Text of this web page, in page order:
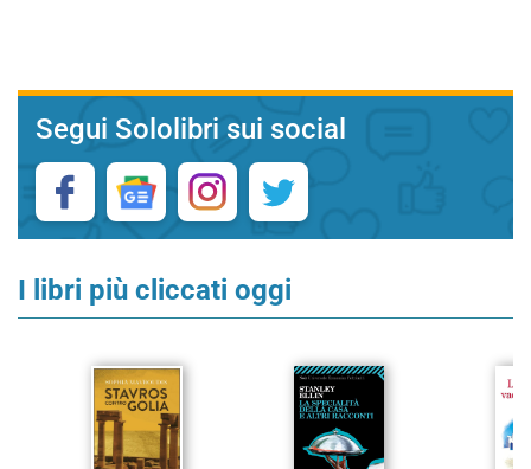
Segui Sololibri sui social
I libri più cliccati oggi